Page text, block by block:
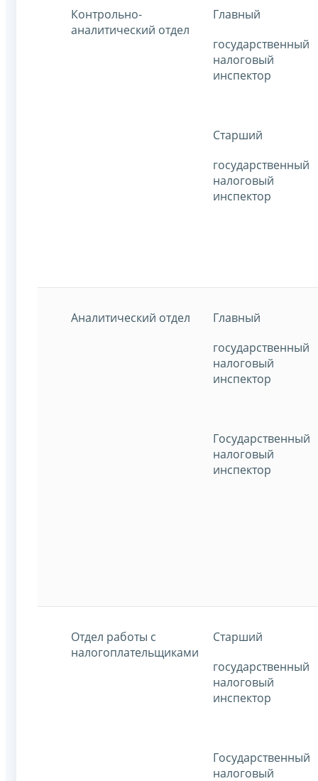
Контрольно-
аналитический отдел
Главный
государственный
налоговый
инспектор
Старший
государственный
налоговый
инспектор
Аналитический отдел
Главный
государственный
налоговый
инспектор
Государственный
налоговый
инспектор
Отдел работы с
налогоплательщиками
Старший
государственный
налоговый
инспектор
Государственный
налоговый